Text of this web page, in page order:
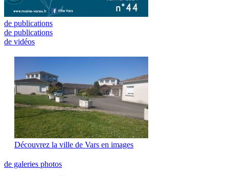
de publications
de publications
de vidéos
Découvrez la ville de Vars en images
de galeries photos